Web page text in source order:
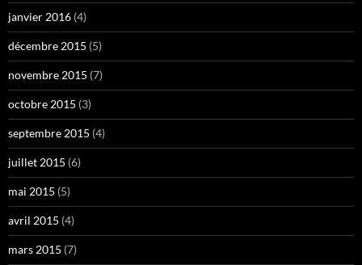
janvier 2016 (4)
décembre 2015 (5)
novembre 2015 (7)
octobre 2015 (3)
septembre 2015 (4)
juillet 2015 (6)
mai 2015 (5)
avril 2015 (4)
mars 2015 (7)